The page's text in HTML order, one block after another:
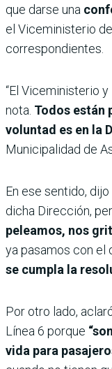
que darse una
el Viceministerio
correspondientes.
“El Viceministerio
nota. Todos están
voluntad es en la
Municipalidad de
En ese sentido,
dicha Dirección,
peleamos, nos
ya pasamos con el
se cumpla la
Por otro lado,
Línea 6 porque
vida para